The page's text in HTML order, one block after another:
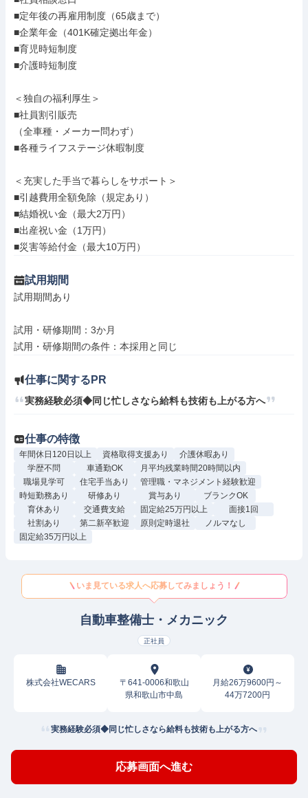
■定年後の再雇用制度（65歳まで）
■企業年金（401K確定拠出年金）
■育児時短制度
■介護時短制度
＜独自の福利厚生＞
■社員割引販売
（全車種・メーカー問わず）
■各種ライフステージ休暇制度
＜充実した手当で暮らしをサポート＞
■引越費用全額免除（規定あり）
■結婚祝い金（最大2万円）
■出産祝い金（1万円）
■災害等給付金（最大10万円）
試用期間
試用期間あり
試用・研修期間：3か月
仕事に関するPR
実務経験必須◆同じ忙しさなら給料も技術も上がる方へ
仕事の特徴
年間休日120日以上 資格取得支援あり
介護休暇あり
学歴不問
車通勤OK
月平均残業時間20時間以内
職場見学可
住宅手当あり
管理職・マネジメント経験歓迎
時短勤務あり
研修あり 賞与あり
ブランクOK
育休あり
交通費支給 固定給25万円以上
面接1回
社割あり
第二新卒歓迎 原則定時退社
ノルマなし
固定給35万円以上
いま見ている求人へ応募してみましょう！
自動車整備士・メカニック
正社員
株式会社WECARS
〒641-0006和歌山
県和歌山市中島
月給26万9600円～
44万7200円
実務経験必須◆同じ忙しさなら給料も技術も上がる方へ
応募画面へ進む